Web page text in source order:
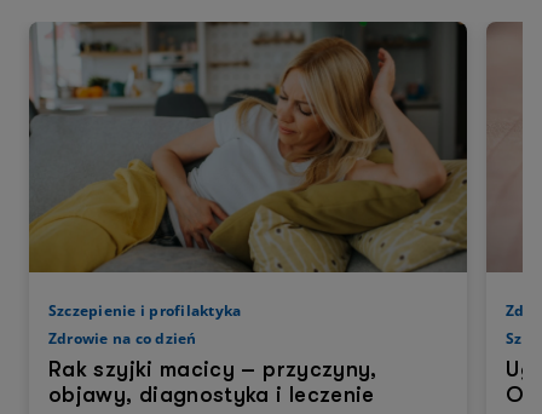
Szczepienie i profilaktyka
Zdrowie na co dzień
Rak szyjki macicy – przyczyny,
objawy, diagnostyka i leczenie